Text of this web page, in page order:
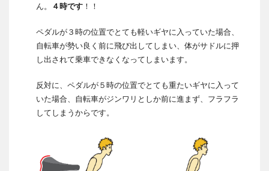
ん。
４時です ！！
ペダルが３時の位置でとても軽いギヤに入っていた場合、
自転車が勢い良く前に飛び出してしまい、体がサドルに押
し出されて乗車できなくなってしまいます。
反対に、ペダルが５時の位置でとても重たいギヤに入って
いた場合、自転車がジンワリとしか前に進まず、フラフラ
してしまうからです。